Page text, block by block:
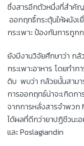
ซึ่งสารอีกตัวหนึ่งที่สำคั
ออกฤทธิ์กระตุ้นให้ผนังเ
กระเพาะ ป้องกันการถูก
ยังมีงานวิจัยศึกษาว่า ก
กระเพาะอาหาร โดยทำ
ดิบ พบว่า กล้วยนั้นสามา
การออกฤทธ์น่าจะเกิดกา
จากการหลั่งสารจำพวก
ได้ผลที่ดีกว่ายาปฏิชีวนะ
และ Poslagiandin